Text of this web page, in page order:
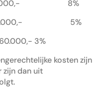
€ 15.000,- 8%
€ 60.000,- 5%
3%
kosten zijn
zijn dan uit